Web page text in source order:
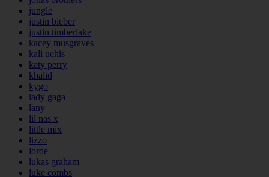
jungle
justin bieber
justin timberlake
kacey musgraves
kali uchis
katy perry
khalid
kygo
lady gaga
lany
lil nas x
little mix
lizzo
lorde
lukas graham
luke combs